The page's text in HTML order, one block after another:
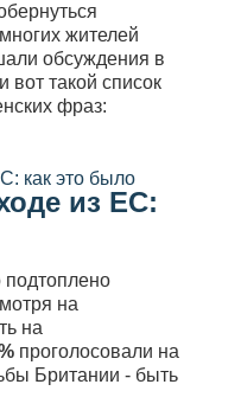
жителей
обсуждения в
вот такой список
фраз:
из ЕС:
на
на
проголосовали на
Британии - быть